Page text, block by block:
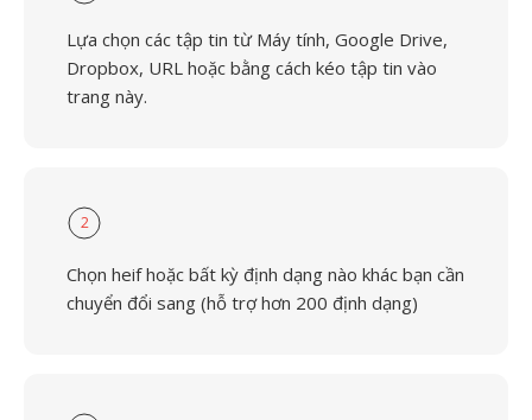
Lựa chọn các tập tin từ Máy tính, Google Drive,
Dropbox, URL hoặc bằng cách kéo tập tin vào
trang này.
2
Chọn heif hoặc bất kỳ định dạng nào khác bạn cần
chuyển đổi sang (hỗ trợ hơn 200 định dạng)